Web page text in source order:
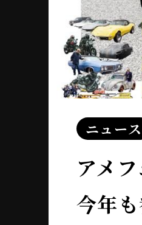
ニュース
アメ
今年